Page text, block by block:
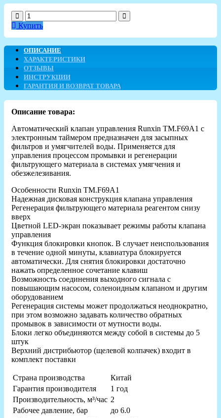
Купить
ОПИСАНИЕ
ХАРАКТЕРИСТИКИ
ОТЗЫВЫ
ИНСТРУКЦИИ
ГАРАНТИЯ И ВОЗВРАТ ТОВАРА
Описание товара:
Автоматический клапан управления Runxin TM.F69A1 с
электронным таймером предназначен для засыпных
фильтров и умягчителей воды. Применяется для
управления процессом промывки и регенерации
фильтрующего материала в системах умягчения и
обезжелезивания.
Особенности Runxin TM.F69А1
Надежная дисковая конструкция клапана управления
Регенерация фильтрующего материала реагентом снизу
вверх
Цветной LED-экран показывает режимы работы клапана
управления
Функция блокировки кнопок. В случает неиспользования
в течение одной минуты, клавиатура блокируется
автоматически. Для снятия блокировки достаточно
нажать определенное сочетание клавиш
Возможность соединения выходного сигнала с
повышающим насосом, соленоидным клапаном и другим
оборудованием
Регенерация системы может продолжаться неоднократно,
при этом возможно задавать количество обратных
промывок в зависимости от мутности воды.
Блоки легко объединяются между собой в системы до 5
штук
Верхний дистрибьютор (щелевой колпачек) входит в
комплект поставки
Страна производства
Китай
Гарантия производителя
1 год
Производительность, м³/час 2
Рабочее давление, бар
до 6.0